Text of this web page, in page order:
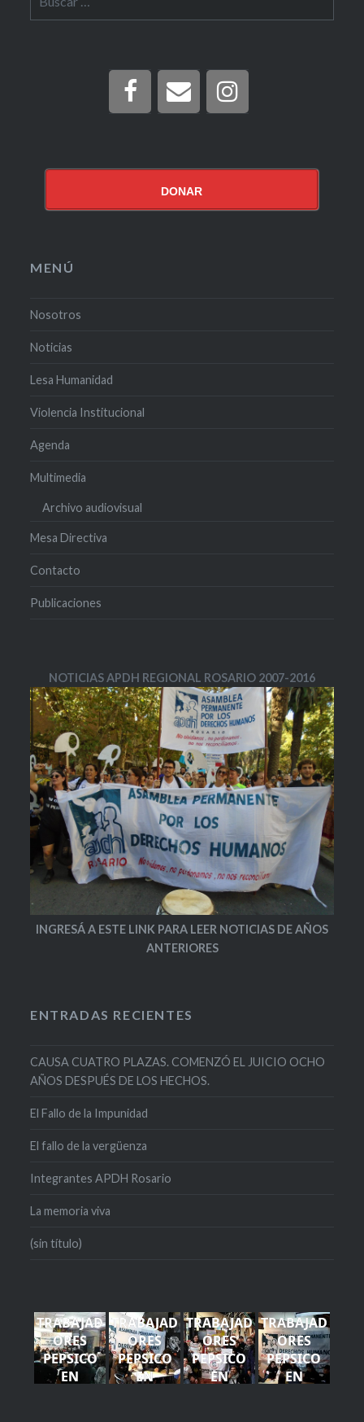
DONAR
MENÚ
Nosotros
Noticias
Lesa Humanidad
Violencia Institucional
Agenda
Multimedia
Archivo audiovisual
Mesa Directiva
Contacto
Publicaciones
NOTICIAS APDH REGIONAL ROSARIO 2007-2016
INGRESÁ A ESTE LINK PARA LEER NOTICIAS DE AÑOS
ANTERIORES
ENTRADAS RECIENTES
CAUSA CUATRO PLAZAS. COMENZÓ EL JUICIO OCHO
AÑOS DESPUÉS DE LOS HECHOS.
El Fallo de la Impunidad
El fallo de la vergüenza
Integrantes APDH Rosario
La memoria viva
(sin título)
TRABAJAD
ORES
PEPSICO
EN
TRABAJAD
ORES
PEPSICO
EN
TRABAJAD
ORES
PEPSICO
EN
TRABAJAD
ORES
PEPSICO
EN